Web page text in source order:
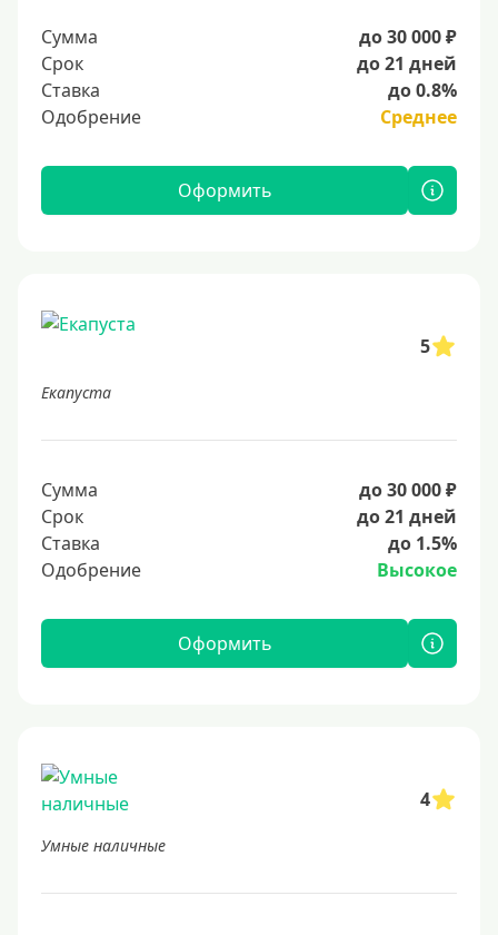
Сумма
до 30 000 ₽
Срок
до 21 дней
Ставка
до 0.8%
Одобрение
Среднее
Оформить
5
Екапуста
Сумма
до 30 000 ₽
Срок
до 21 дней
Ставка
до 1.5%
Одобрение
Высокое
Оформить
4
Умные наличные